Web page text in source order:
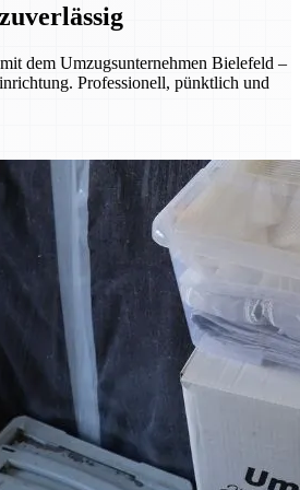
dem Umzugsunternehmen Bielefeld –
Professionell, pünktlich und